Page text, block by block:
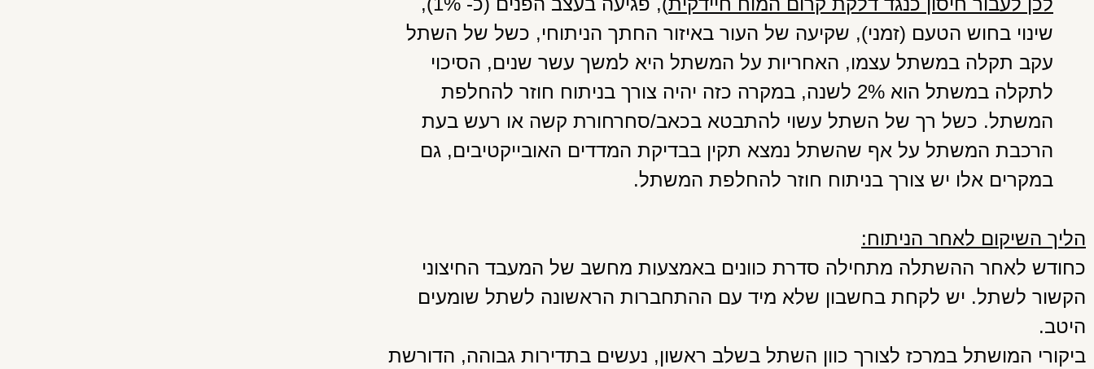
שינוי בחוש הטעם (זמני), שקיעה של העור באיזור החתך הניתוחי, כשל של השתל
עקב תקלה במשתל עצמו, האחריות על המשתל היא למשך עשר שנים, הסיכוי
לתקלה במשתל הוא 2% לשנה, במקרה כזה יהיה צורך בניתוח חוזר להחלפת
המשתל. כשל רך של השתל עשוי להתבטא בכאב/סחרחורת קשה או רעש בעת
הרכבת המשתל על אף שהשתל נמצא תקין בבדיקת המדדים האובייקטיבים, גם
במקרים אלו יש צורך בניתוח חוזר להחלפת המשתל.
הליך השיקום לאחר הניתוח:
כחודש לאחר ההשתלה מתחילה סדרת כוונים באמצעות מחשב של המעבד החיצוני
הקשור לשתל. יש לקחת בחשבון שלא מיד עם ההתחברות הראשונה לשתל שומעים
היטב.
ביקורי המושתל במרכז לצורך כוון השתל בשלב ראשון, נעשים בתדירות גבוהה, הדורשת